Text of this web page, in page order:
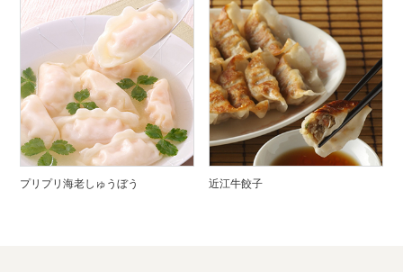
プリプリ海老しゅうぼう 近江牛餃子